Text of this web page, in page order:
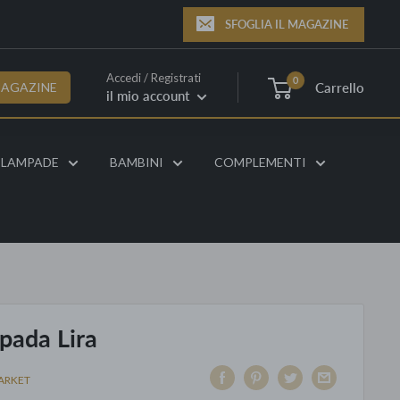
SFOGLIA IL MAGAZINE
Accedi / Registrati
il mio account
0 Carrello
LAMPADE BAMBINI COMPLEMENTI
Lira